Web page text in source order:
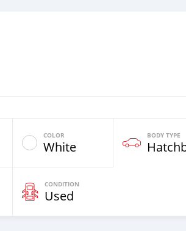
COLOR
White
BODY TYPE
CONDITION
Used